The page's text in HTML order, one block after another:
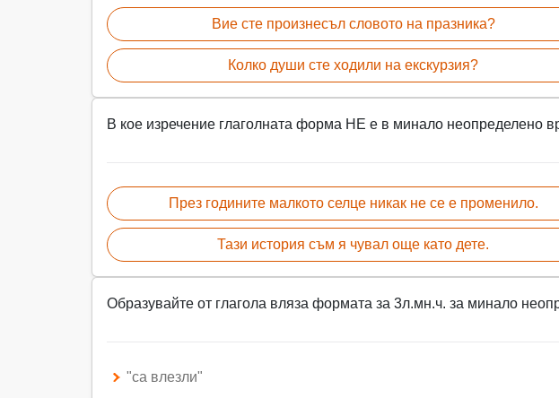
Вие сте произнесъл словото на празника?
Колко души сте ходили на екскурзия?
В кое изречение глаголната форма НЕ е в минало неопределено
През годините малкото селце никак не се е променило.
Тази история съм я чувал още като дете.
Образувайте от глагола вляза формата за 3л.мн.ч. за минало
"са влезли"